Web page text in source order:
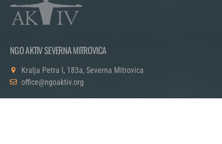
NGO AKTIV SEVERNA MITROVICA
Kralja Petra I, 183a, Severna Mitrovica
office@ngoaktiv.org